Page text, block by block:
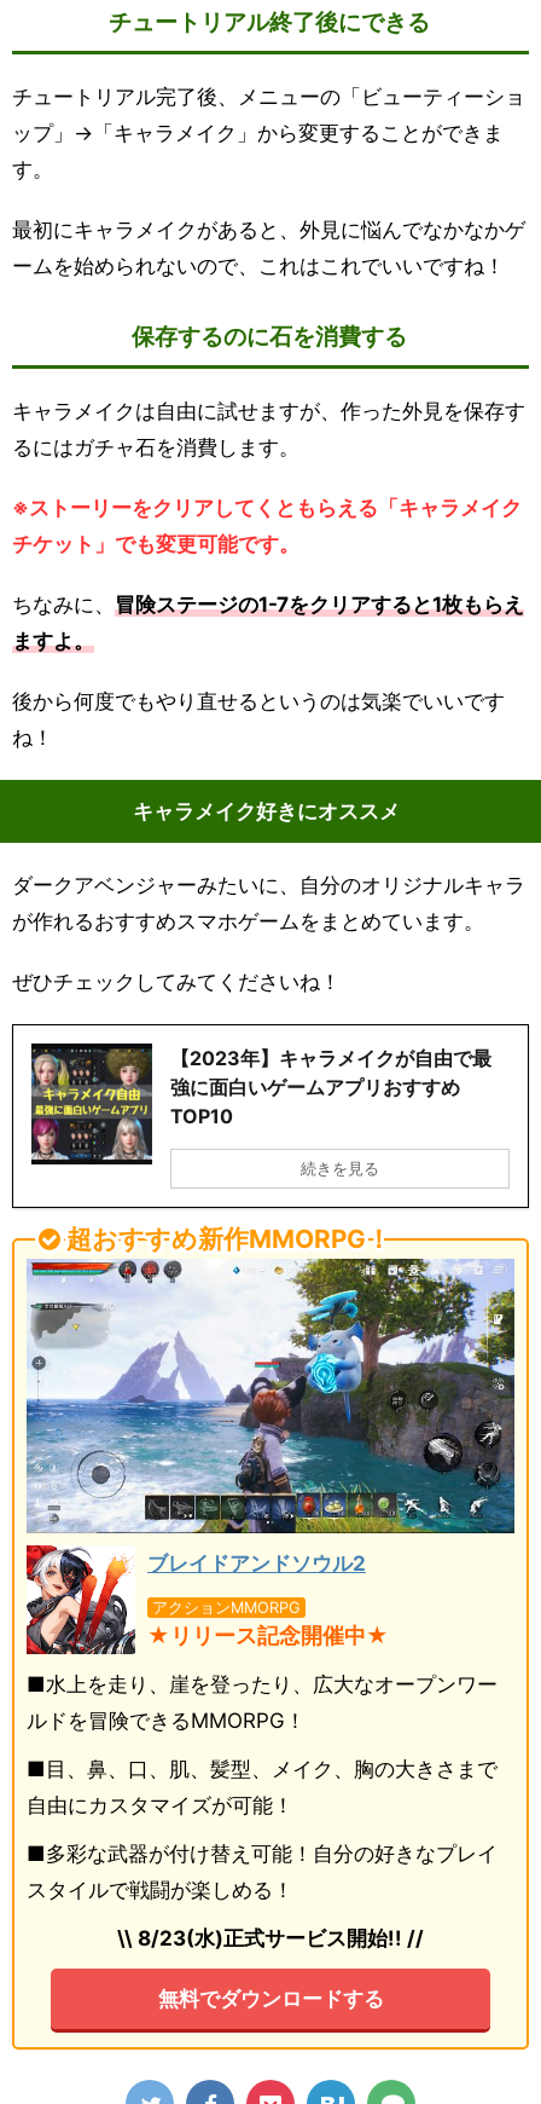
チュートリアル終了後にできる
チュートリアル完了後、メニューの「ビューティーショ
ップ」→「キャラメイク」から変更することができま
す。
最初にキャラメイクがあると、外見に悩んでなかなかゲ
ームを始められないので、これはこれでいいですね！
保存するのに石を消費する
キャラメイクは自由に試せますが、作った外見を保存す
るにはガチャ石を消費します。
※ストーリーをクリアしてくともらえる「キャラメイク
チケット」でも変更可能です。
ちなみに、 冒険ステージの1-7をクリアすると1枚もらえ
ますよ。
後から何度でもやり直せるというのは気楽でいいです
ね！
キャラメイク好きにオススメ
ダークアベンジャーみたいに、自分のオリジナルキャラ
が作れるおすすめスマホゲームをまとめています。
ぜひチェックしてみてくださいね！
【2023年】キャラメイクが自由で最
強に面白いゲームアプリおすすめ
TOP10
続きを見る
超おすすめ新作MMORPG！
ブレイドアンドソウル2
アクションMMORPG
★リリース記念開催中★
■水上を走り、崖を登ったり、広大なオープンワー
ルドを冒険できるMMORPG！
■目、鼻、口、肌、髪型、メイク、胸の大きさまで
自由にカスタマイズが可能！
■多彩な武器が付け替え可能！自分の好きなプレイ
スタイルで戦闘が楽しめる！
\\ 8/23(水)正式サービス開始!! //
無料でダウンロードする